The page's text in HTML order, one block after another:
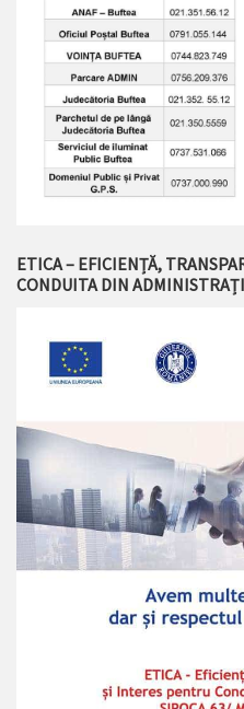
ETICA – EFICIENȚĂ,
CONDUITA DIN